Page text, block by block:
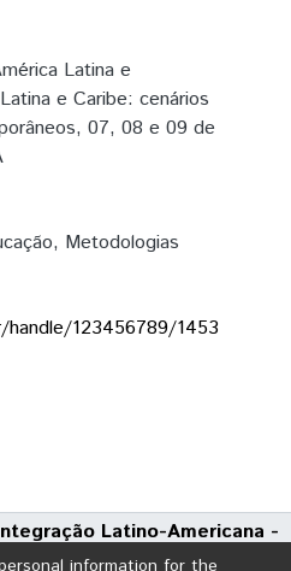
Latina e
e Caribe: cenários
07, 08 e 09 de
, Metodologias
123456789/1453
Latino-Americana -
information for the